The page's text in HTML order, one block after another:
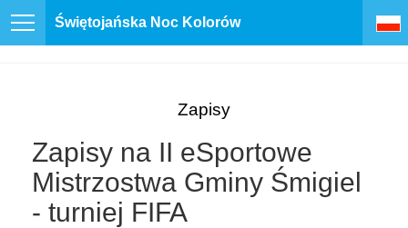
Świętojańska Noc Kolorów
Zapisy
Zapisy na II eSportowe
Mistrzostwa Gminy Śmigiel
- turniej FIFA